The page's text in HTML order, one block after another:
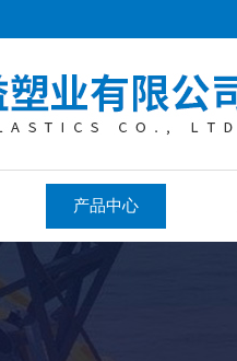
产品中心